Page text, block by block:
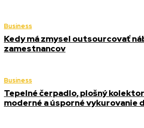
Business
Kedy má zmysel outsourcovať
zamestnancov
Business
Tepelné čerpadlo, plošný
moderné a úsporné vykurovanie